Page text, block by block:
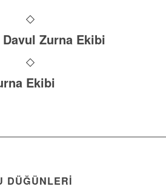
Zurna Ekibi
Ekibi
DÜĞÜNLERI